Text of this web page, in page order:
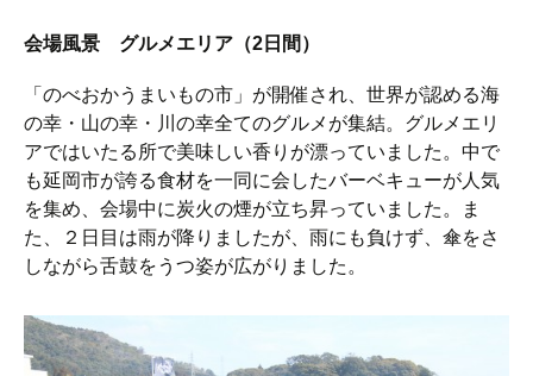
会場風景 グルメエリア（2日間）
「のべおかうまいもの市」が開催され、世界が認める海
の幸・山の幸・川の幸全てのグルメが集結。グルメエリ
アではいたる所で美味しい香りが漂っていました。中で
も延岡市が誇る食材を一同に会したバーベキューが人気
を集め、会場中に炭火の煙が立ち昇っていました。ま
た、２日目は雨が降りましたが、雨にも負けず、傘をさ
しながら舌鼓をうつ姿が広がりました。